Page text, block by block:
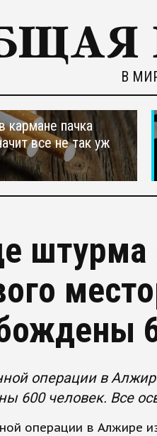
В
кармане пачка
все не так уж
штурма
операции в
600 человек. Все
операции в Алжире